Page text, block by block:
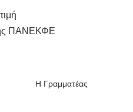
ΠΑΝΕΚΦΕ
Η Γραμματέας